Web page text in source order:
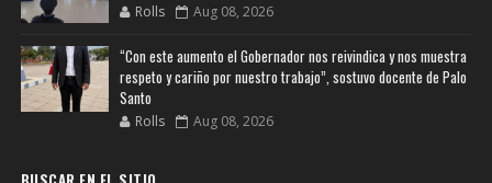
Rolls Aug 08, 2026
“Con este aumento el Gobernador nos reivindica y nos muestra
respeto y cariño por nuestro trabajo”, sostuvo docente de Palo
Santo
Rolls Aug 08, 2026